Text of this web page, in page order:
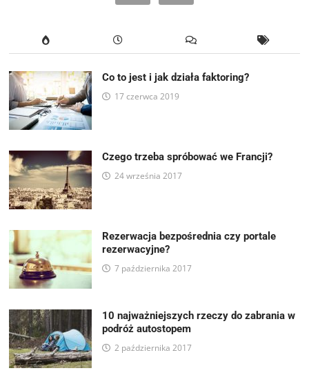
Co to jest i jak działa faktoring?
17 czerwca 2019
Czego trzeba spróbować we Francji?
24 września 2017
Rezerwacja bezpośrednia czy portale
rezerwacyjne?
7 października 2017
10 najważniejszych rzeczy do zabrania w
podróż autostopem
2 października 2017